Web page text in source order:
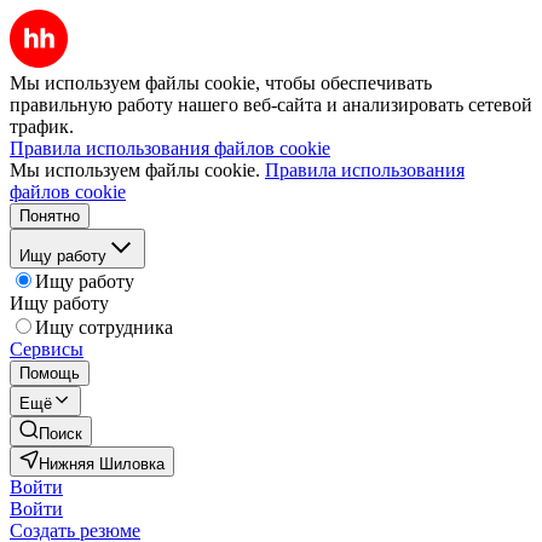
Мы используем файлы cookie, чтобы обеспечивать
правильную работу нашего веб-сайта и анализировать сетевой
трафик.
Правила использования файлов cookie
Мы используем файлы cookie. Правила использования
файлов cookie
Понятно
Ищу работу
Ищу работу
Ищу работу
Ищу сотрудника
Сервисы
Помощь
Ещё
Поиск
Нижняя Шиловка
Войти
Войти
Создать резюме